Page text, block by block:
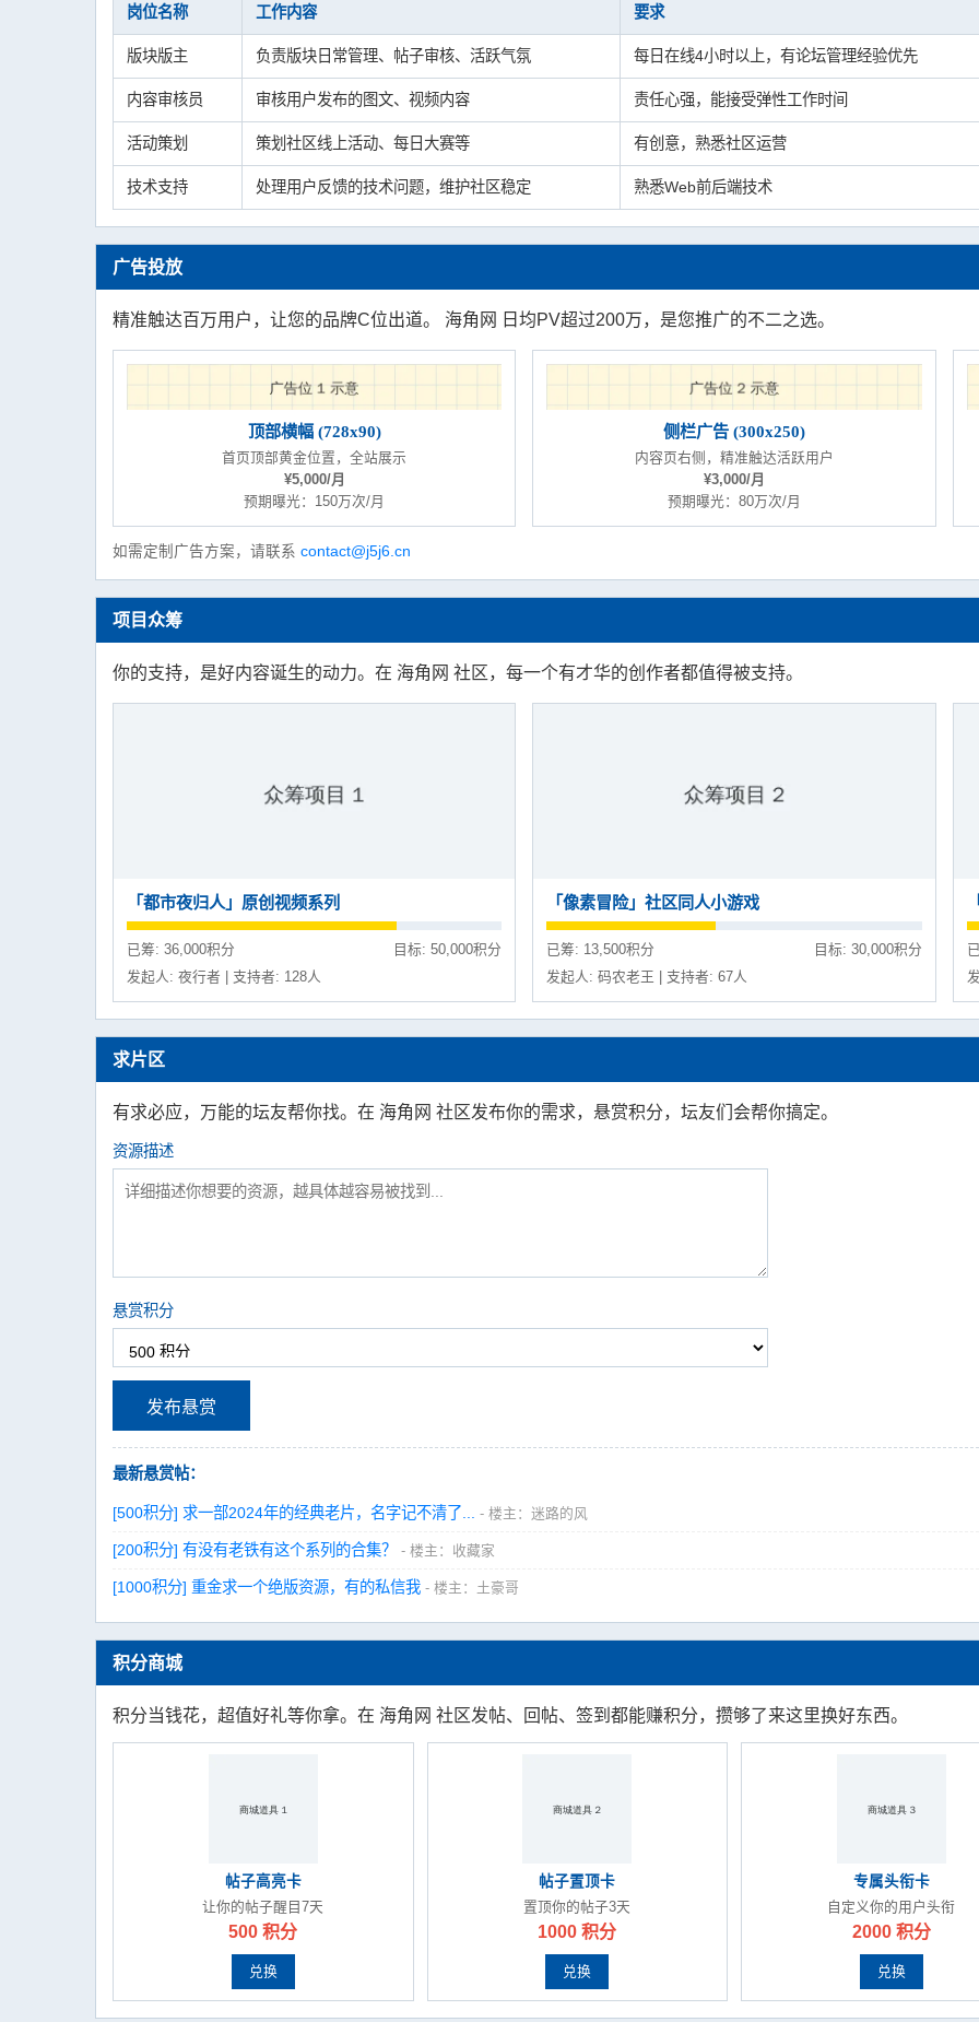
岗位名称 工作内容 要求
版块版主 负责版块日常管理、帖子审核、活跃气氛 每日在线4小时以上，有论坛管理经验优先
内容审核员 审核用户发布的图文、视频内容 责任心强，能接受弹性工作时间
活动策划 策划社区线上活动、每日大赛等 有创意，熟悉社区运营
技术支持 处理用户反馈的技术问题，维护社区稳定 熟悉Web前后端技术
广告投放
精准触达百万用户，让您的品牌C位出道。 海角网 日均PV超过200万，是您推广的不二之选。
顶部横幅 (728x90)
首页顶部黄金位置，全站展示
¥5,000/月
预期曝光：150万次/月
侧栏广告 (300x250)
内容页右侧，精准触达活跃用户
¥3,000/月
预期曝光：80万次/月
如需定制广告方案，请联系 contact@j5j6.cn
项目众筹
你的支持，是好内容诞生的动力。在 海角网 社区，每一个有才华的创作者都值得被支持。
「都市夜归人」原创视频系列
已筹: 36,000积分
目标: 50,000积分
发起人: 夜行者 | 支持者: 128人
「像素冒险」社区同人小游戏
已筹: 13,500积分
目标: 30,000积分
发起人: 码农老王 | 支持者: 67人
求片区
有求必应，万能的坛友帮你找。在 海角网 社区发布你的需求，悬赏积分，坛友们会帮你搞定。
资源描述
悬赏积分
发布悬赏
最新悬赏帖：
[500积分] 求一部2024年的经典老片，名字记不清了... - 楼主：迷路的风
[200积分] 有没有老铁有这个系列的合集？ - 楼主：收藏家
[1000积分] 重金求一个绝版资源，有的私信我 - 楼主：土豪哥
积分商城
积分当钱花，超值好礼等你拿。在 海角网 社区发帖、回帖、签到都能赚积分，攒够了来这里换好东西。
帖子高亮卡
让你的帖子醒目7天
500 积分
兑换
帖子置顶卡
置顶你的帖子3天
1000 积分
兑换
专属头衔卡
自定义你的用户头衔
2000 积分
兑换